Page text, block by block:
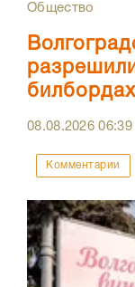
Общество
билбордах
08.08.202606:39
Комментарии